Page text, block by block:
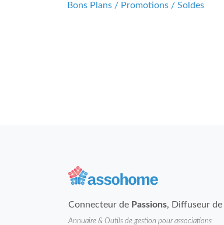
Bons Plans / Promotions / Soldes
Connecteur de Passions, Diffuseur de
Annuaire & Outils de gestion pour associations